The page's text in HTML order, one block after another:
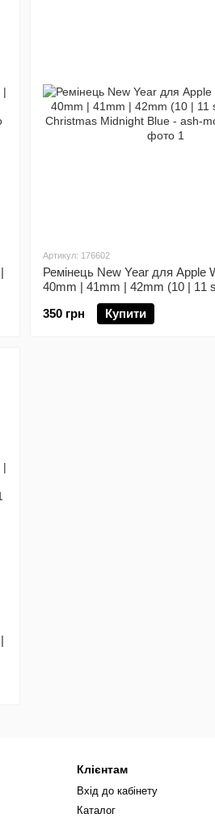
Артикул: 176602
Ремінець New Year для Apple
40mm | 41mm | 42mm (10 | 11
Christmas Midnight Blue
350 грн
Купити
Клієнтам
Вхід до кабінету
Каталог